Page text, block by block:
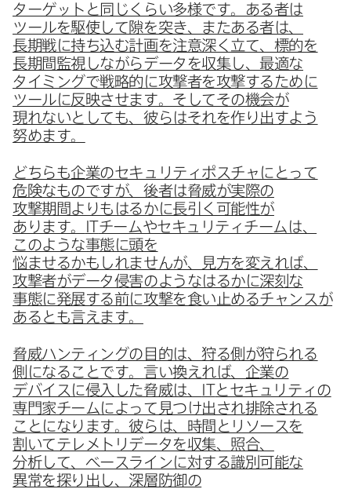
ターゲットと​同じくらい​多様です。​ある​者は​
ツールを​駆使して​隙を​突き、​また​ある​者は、​
長期戦に​持ち込む計画を​注意深く​立て、​標的を​
長期間監視しながら​データを​収集し、​最適な​
タイミングで​戦略的に​攻撃者を​攻撃する​ために​
ツールに​反映させます。​そして​その機会が​
現れないと​しても、​彼らは​それを​作り出すよう​
努めます。
どちらも​企業の​セキュリティポスチャに​とって​
危険な​ものですが、​後者は​脅威が​実際の​
攻撃期間よりもはるかに​長引く​可能性が​
あります。
ITチームや​セキュリティチームは、​
このような​事態に​頭を​
悩ませるかもしれませんが、​見方を​変えれば、​
攻撃者が​データ侵害のようなはるかに​深刻な​
事態に​発展する​前に​攻撃を​食い​止める​チャンスが​
あるとも​言えます。
脅威ハンティングの​目的は、​狩る​側が​狩られる​
側に​なる​ことです。​言い​換えれば、​企業の​
デバイスに​侵入した​脅威は、
ITと​セキュリティの​
専門家チームに​よって​見つけ出され​排除される​
ことになります。​彼らは、​時間と​リソースを​
割いて​テレメトリデータを​収集、​照合、​
分析して、​ベースラインに​対する​識別可能な​
異常を​探り出し、​深層防御の​